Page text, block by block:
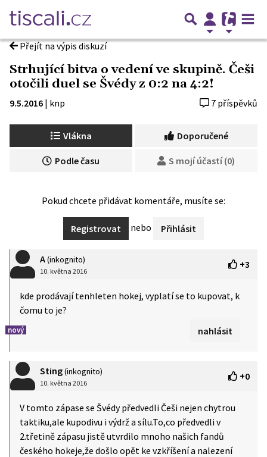
Přejít na výpis diskuzí
Strhující bitva o vedení ve skupině. Češi
otočili duel se Švédy z 0:2 na 4:2!
9.5.2016 | knp 7 příspěvků
Vlákna Doporučené
Podle času S mojí účastí (0)
Pokud chcete přidávat komentáře, musíte se:
Registrovat nebo Přihlásit
A(inkognito)
10. května 2016
+3
kde prodávají tenhleten hokej, vyplatí se to kupovat, k
čomu to je?
nový nahlásit
Sting(inkognito)
10. května 2016
+0
V tomto zápase se Švédy předvedli Češi nejen chytrou
taktiku,ale kupodivu i výdrž a sílu.To,co předvedli v
2.třetině zápasu jistě utvrdilo mnoho našich fandů
českého hokeje,že došlo opět ke vzkříšení a nalezení